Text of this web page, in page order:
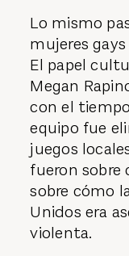
Lo mismo
mujeres
El papel
Megan
con el
equipo fue
juegos
fueron sobre
sobre cómo
Unidos era
violenta.